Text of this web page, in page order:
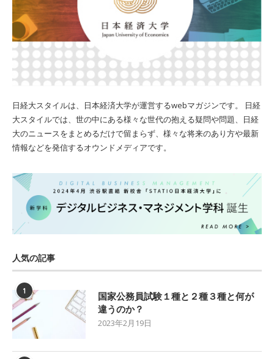
日経大スタイルは、日本経済大学が運営するwebマガジンです。 日経
大スタイルでは、世の中にある様々な世代の抱える疑問や問題、日経
大のニュースをまとめるだけで留まらず、様々な将来のあり方や最新
情報などを発信するオウンドメディアです。
人気の記事
1
国家公務員試験１種と２種３種と何が
違うのか？
2023年2月19日